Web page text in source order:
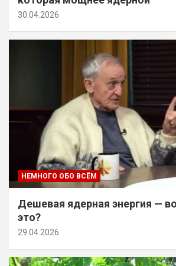
30.04.2026
НЕМНОГО ОБО ВСЁМ
Дешевая ядерная энергия —
это?
29.04.2026